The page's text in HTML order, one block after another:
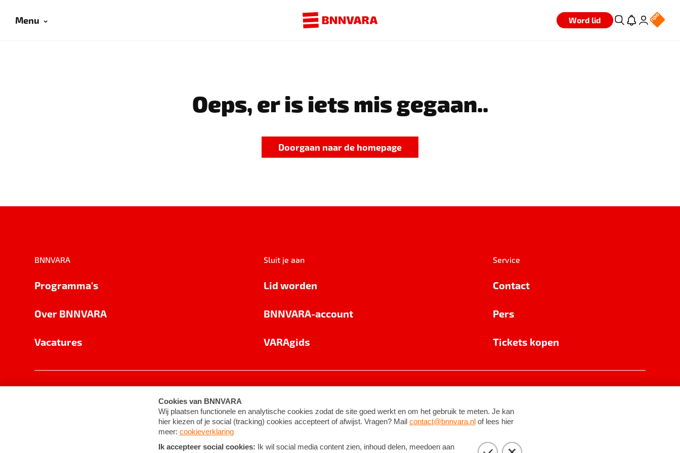
Menu Word lid
Oeps, er is iets mis gegaan..
Doorgaan naar de homepage
BNNVARA
Programma's
Over BNNVARA
Vacatures
Sluit je aan
Lid worden
BNNVARA-account
VARAgids
Service
Contact
Pers
Tickets kopen
Cookie-instellingen Algemene voorwaarden ©2026BNNVARA